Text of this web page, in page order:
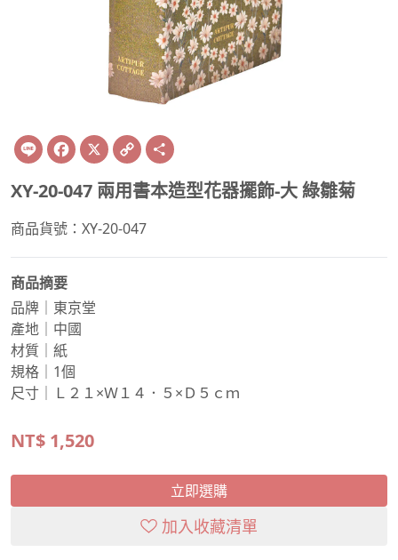
Line Facebook
X Copy
Link
XY-20-047 兩用書本造型花器擺飾-大 綠雛菊
商品貨號：XY-20-047
商品摘要
品牌｜東京堂
產地｜中國
材質｜紙
規格｜1個
尺寸｜Ｌ２１×Ｗ１４．５×Ｄ５ｃｍ
NT$ 1,520
立即選購
加入收藏清單